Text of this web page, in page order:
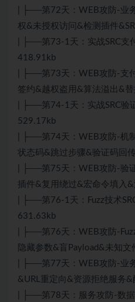
| ├──第72天：WEB攻防-业
权&未授权访问&检测插件
| ├──第73-1天：实战SRC支
418.91kb
| ├──第73天：WEB攻防-支
签约&越权盗用&算法溢出&
| ├──第74-1天：实战SRC验
529.17kb
| ├──第74天：WEB攻防-机
状态码&跳过步骤&验证码回
| ├──第75天：WEB攻防-验
插件&复用绕过&宏命令填入
| ├──第76-1天：Fuzz技术
631.63kb
| ├──第76天：WEB攻防-
隐藏参数&盲Payload&未知
| ├──第77天：WEB攻防-业
&URL重定向&资源拒绝服务
| ├──第78天：服务攻防-数